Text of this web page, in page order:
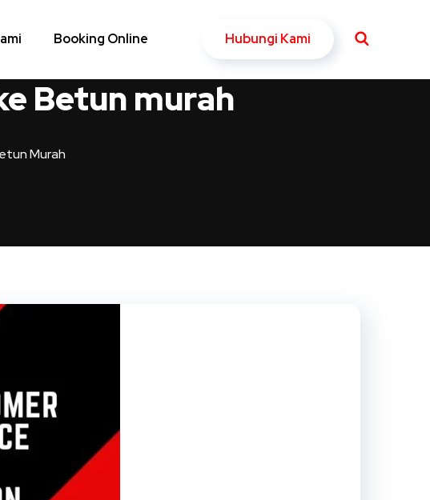
Booking Online Hubungi Kami
Betun murah
Murah